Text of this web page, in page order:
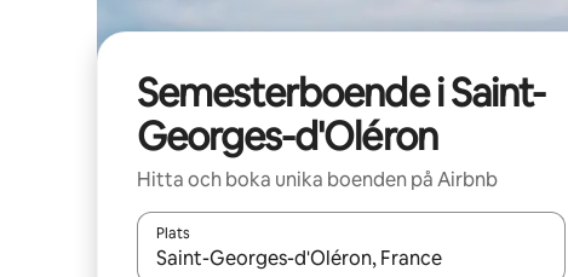
Semesterboende i Saint-
Georges-d'Oléron
Hitta och boka unika boenden på Airbnb
Plats
När resultaten är tillgängliga kan du navigera med